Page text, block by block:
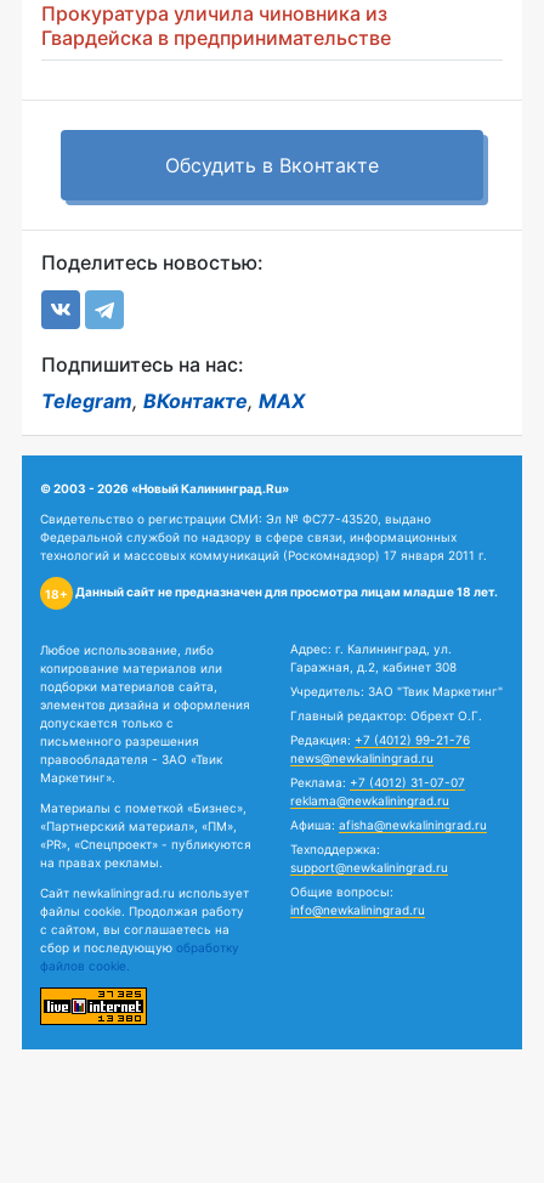
Прокуратура уличила чиновника из
Гвардейска в предпринимательстве
Обсудить в Вконтакте
Поделитесь новостью:
Подпишитесь на нас:
Telegram, ВКонтакте, MAX
© 2003 - 2026 «Новый Калининград.Ru»
Свидетельство о регистрации СМИ: Эл № ФС77-43520, выдано
Федеральной службой по надзору в сфере связи, информационных
технологий и массовых коммуникаций (Роскомнадзор) 17 января 2011 г.
18+ Данный сайт не предназначен для просмотра лицам младше 18 лет.
Любое использование, либо
копирование материалов или
подборки материалов сайта,
элементов дизайна и оформления
допускается только с
письменного разрешения
правообладателя - ЗАО «Твик
Маркетинг».
Материалы с пометкой «Бизнес»,
«Партнерский материал», «ПМ»,
«PR», «Спецпроект» - публикуются
на правах рекламы.
Сайт newkaliningrad.ru использует
файлы cookie. Продолжая работу
с сайтом, вы соглашаетесь на
сбор и последующую обработку
файлов cookie.
Адрес: г. Калининград, ул.
Гаражная, д.2, кабинет 308
Учредитель: ЗАО "Твик Маркетинг"
Главный редактор: Обрехт О.Г.
Редакция: +7 (4012) 99-21-76
news@newkaliningrad.ru
Реклама: +7 (4012) 31-07-07
reklama@newkaliningrad.ru
Афиша: afisha@newkaliningrad.ru
Техподдержка:
support@newkaliningrad.ru
Общие вопросы:
info@newkaliningrad.ru